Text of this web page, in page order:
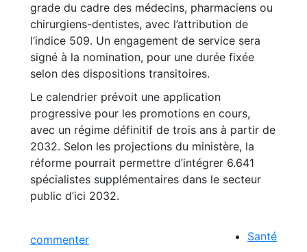
grade du cadre des médecins, pharmaciens ou
chirurgiens-dentistes, avec l’attribution de
l’indice 509. Un engagement de service sera
signé à la nomination, pour une durée fixée
selon des dispositions transitoires.
Le calendrier prévoit une application
progressive pour les promotions en cours,
avec un régime définitif de trois ans à partir de
2032. Selon les projections du ministère, la
réforme pourrait permettre d’intégrer 6.641
spécialistes supplémentaires dans le secteur
public d’ici 2032.
commenter
Santé